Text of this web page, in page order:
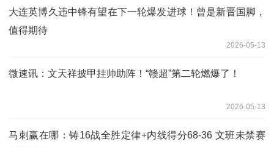
大连英博久违中锋有望在下一轮爆发进球！曾是新晋国脚，
值得期待
2026-05-13
微速讯：文天祥披甲挂帅助阵！“赣超”第二轮燃爆了！
2026-05-13
马刺赢在哪：铸16战全胜定律+内线得分68-36 文班未禁赛